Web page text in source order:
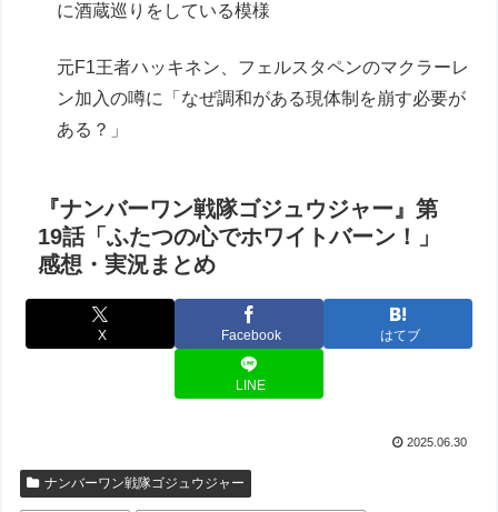
に酒蔵巡りをしている模様
元F1王者ハッキネン、フェルスタペンのマクラーレ
ン加入の噂に「なぜ調和がある現体制を崩す必要が
ある？」
『ナンバーワン戦隊ゴジュウジャー』第
19話「ふたつの心でホワイトバーン！」
感想・実況まとめ
X Facebook はてブ
LINE
2025.06.30
ナンバーワン戦隊ゴジュウジャー